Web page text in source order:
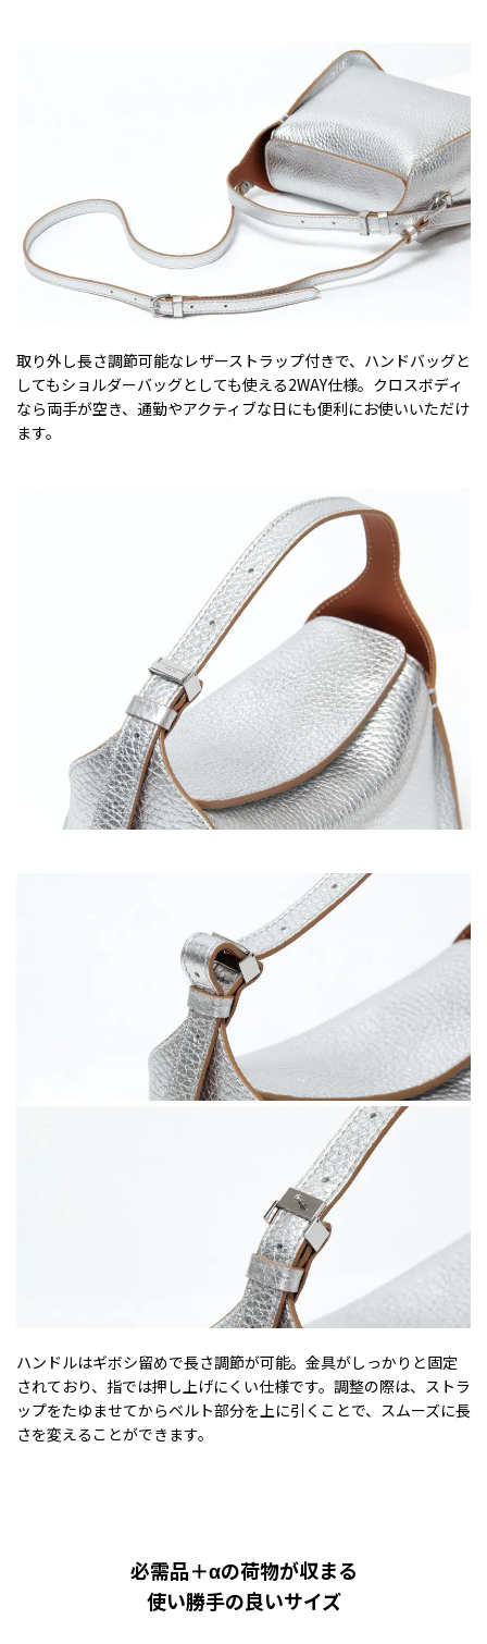
取り外し長さ調節可能なレザーストラップ付きで、ハンドバッグと
してもショルダーバッグとしても使える2WAY仕様。クロスボディ
なら両手が空き、通勤やアクティブな日にも便利にお使いいただけ
ます。
ハンドルはギボシ留めで長さ調節が可能。金具がしっかりと固定
されており、指では押し上げにくい仕様です。調整の際は、ストラ
ップをたゆませてからベルト部分を上に引くことで、スムーズに長
さを変えることができます。
必需品＋αの荷物が収まる
使い勝手の良いサイズ